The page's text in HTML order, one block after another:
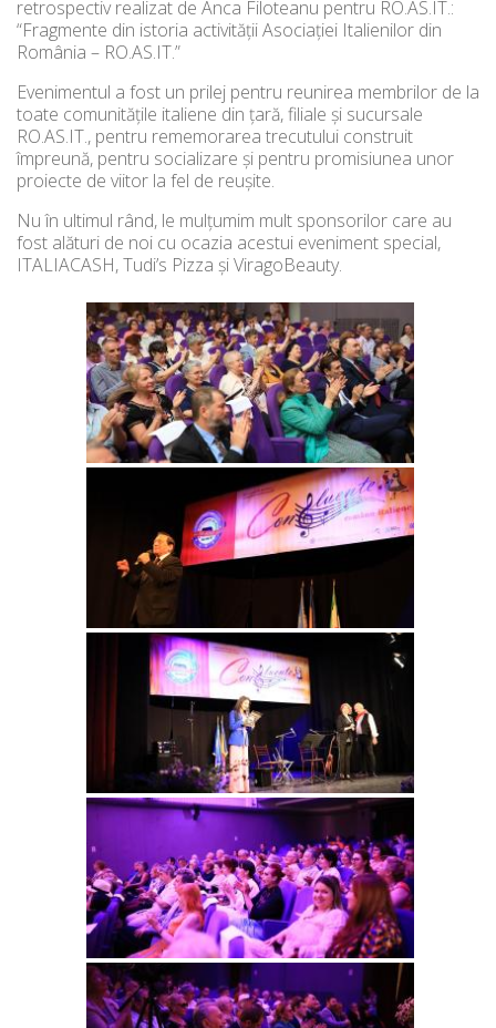
retrospectiv realizat de Anca Filoteanu pentru RO.AS.IT.:
“Fragmente din istoria activității Asociației Italienilor din
România – RO.AS.IT.”
Evenimentul a fost un prilej pentru reunirea membrilor de la
toate comunitățile italiene din țară, filiale și sucursale
RO.AS.IT., pentru rememorarea trecutului construit
împreună, pentru socializare și pentru promisiunea unor
proiecte de viitor la fel de reușite.
Nu în ultimul rând, le mulțumim mult sponsorilor care au
fost alături de noi cu ocazia acestui eveniment special,
ITALIACASH, Tudi’s Pizza și ViragoBeauty.